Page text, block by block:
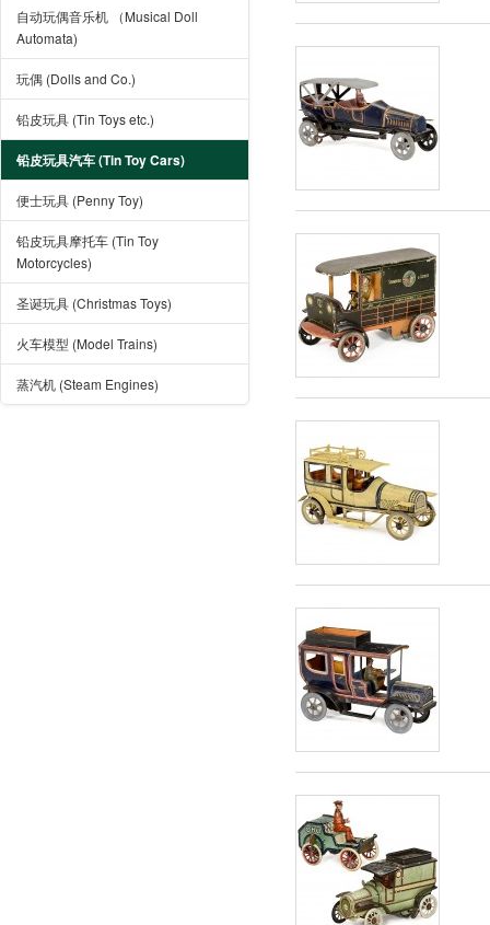
自动玩偶音乐机 （Musical Doll
Automata)
玩偶 (Dolls and Co.)
铅皮玩具 (Tin Toys etc.)
铅皮玩具汽车 (Tin Toy Cars)
便士玩具 (Penny Toy)
铅皮玩具摩托车 (Tin Toy
Motorcycles)
圣诞玩具 (Christmas Toys)
火车模型 (Model Trains)
蒸汽机 (Steam Engines)